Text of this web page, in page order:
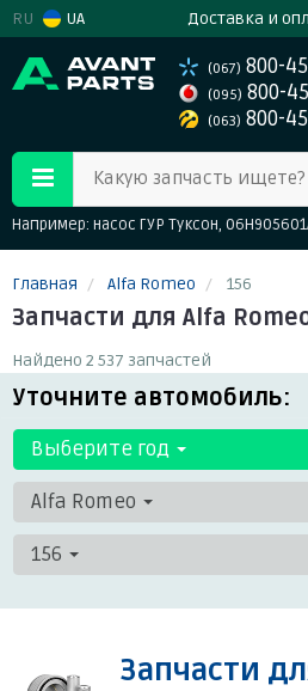
RU UA Доставка и
(067) 800-
(095) 800-
(063) 800-
Какую запчасть ищете?
Например: насос ГУР Туксон,
Главная Alfa Romeo 156
Запчасти для Alfa
Найдено 2 537 запчастей
Уточните автомобиль:
Выберите год
Alfa Romeo
156
Запчасти